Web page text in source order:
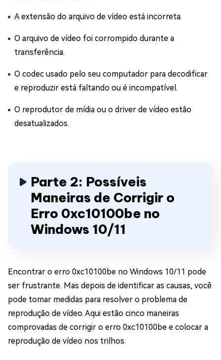
A extensão do arquivo de vídeo está incorreta.
O arquivo de vídeo foi corrompido durante a
transferência.
O codec usado pelo seu computador para decodificar
e reproduzir está faltando ou é incompatível.
O reprodutor de mídia ou o driver de vídeo estão
desatualizados.
Parte 2: Possíveis
Maneiras de Corrigir o
Erro 0xc10100be no
Windows 10/11
Encontrar o erro 0xc10100be no Windows 10/11 pode
ser frustrante. Mas depois de identificar as causas, você
pode tomar medidas para resolver o problema de
reprodução de vídeo. Aqui estão cinco maneiras
comprovadas de corrigir o erro 0xc10100be e colocar a
reprodução de vídeo nos trilhos.